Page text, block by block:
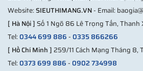
Website:SIEUTHIMANG.VN- Email:
[ Hà Nội ] Số 1 Ngõ 86 Lê Trọng Tấn, Thanh
Tel:0344 699 886-0335 866266
[ Hồ Chí Minh ] 259/11 Cách Mạng Tháng 8,
Tel:0373 699 886-0902 734998